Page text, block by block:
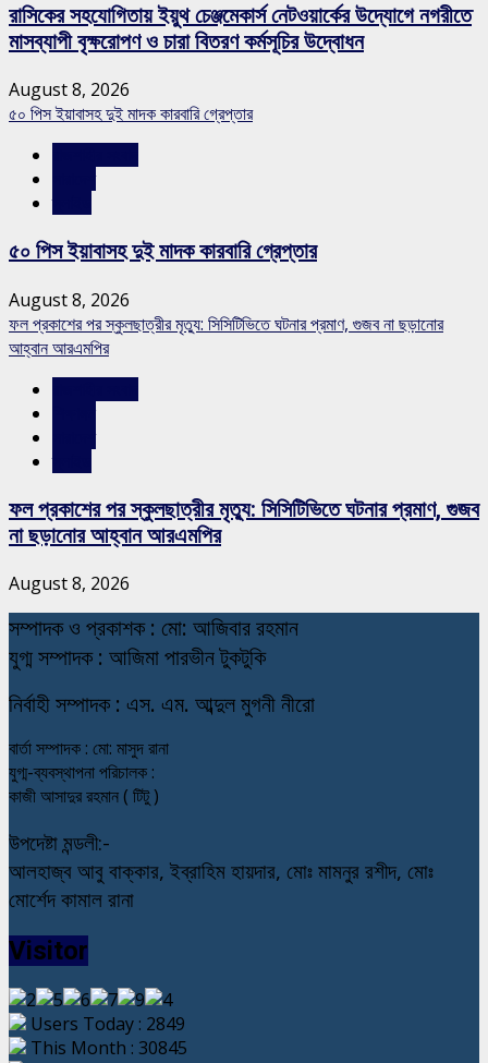
রাসিকের সহযোগিতায় ইয়ুথ চেঞ্জমেকার্স নেটওয়ার্কের উদ্যোগে নগরীতে
মাসব্যাপী বৃক্ষরোপণ ও চারা বিতরণ কর্মসূচির উদ্বোধন
August 8, 2026
৫০ পিস ইয়াবাসহ দুই মাদক কারবারি গ্রেপ্তার
৫০ পিস ইয়াবাসহ দুই মাদক কারবারি গ্রেপ্তার
August 8, 2026
ফল প্রকাশের পর স্কুলছাত্রীর মৃত্যু: সিসিটিভিতে ঘটনার প্রমাণ, গুজব না ছড়ানোর
আহ্বান আরএমপির
ফল প্রকাশের পর স্কুলছাত্রীর মৃত্যু: সিসিটিভিতে ঘটনার প্রমাণ, গুজব
না ছড়ানোর আহ্বান আরএমপির
August 8, 2026
সম্পাদক ও প্রকাশক : মো: আজিবার রহমান
যুগ্ম সম্পাদক : আজিমা পারভীন টুকটুকি
নির্বাহী সম্পাদক : এস. এম. আব্দুল মুগনী নীরো
বার্তা সম্পাদক : মো: মাসুদ রানা
যুগ্ম-ব্যবস্থাপনা পরিচালক :
কাজী আসাদুর রহমান ( টিটু )
উপদেষ্টা মন্ডলী:-
আলহাজ্ব আবু বাক্কার, ইব্রাহিম হায়দার, মোঃ মামনুর রশীদ, মোঃ
মোর্শেদ কামাল রানা
Visitor
Users Today : 2849
This Month : 30845